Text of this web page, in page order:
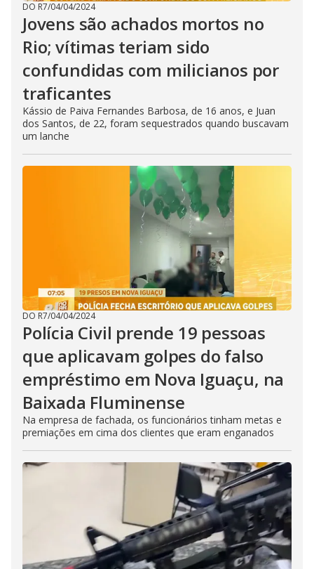
DO R7/04/04/2024
Jovens são achados mortos no
Rio; vítimas teriam sido
confundidas com milicianos por
traficantes
Kássio de Paiva Fernandes Barbosa, de 16 anos, e Juan
dos Santos, de 22, foram sequestrados quando buscavam
um lanche
DO R7/04/04/2024
Polícia Civil prende 19 pessoas
que aplicavam golpes do falso
empréstimo em Nova Iguaçu, na
Baixada Fluminense
Na empresa de fachada, os funcionários tinham metas e
premiações em cima dos clientes que eram enganados